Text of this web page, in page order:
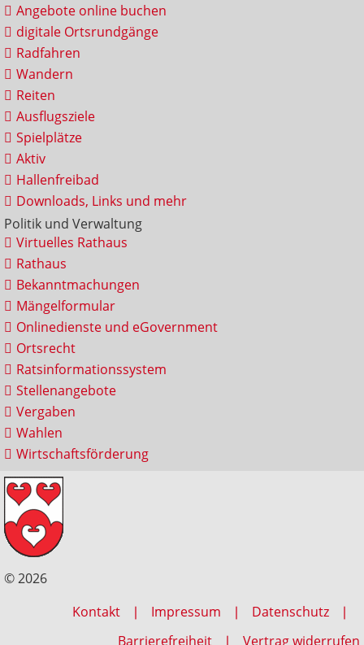
Angebote online buchen
digitale Ortsrundgänge
Radfahren
Wandern
Reiten
Ausflugsziele
Spielplätze
Aktiv
Hallenfreibad
Downloads, Links und mehr
Politik und Verwaltung
Virtuelles Rathaus
Rathaus
Bekanntmachungen
Mängelformular
Onlinedienste und eGovernment
Ortsrecht
Ratsinformationssystem
Stellenangebote
Vergaben
Wahlen
Wirtschaftsförderung
© 2026
Kontakt
Impressum
Datenschutz
Barrierefreiheit
Vertrag widerrufen